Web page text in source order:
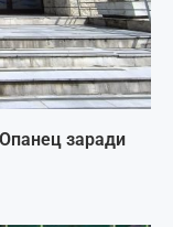
заради